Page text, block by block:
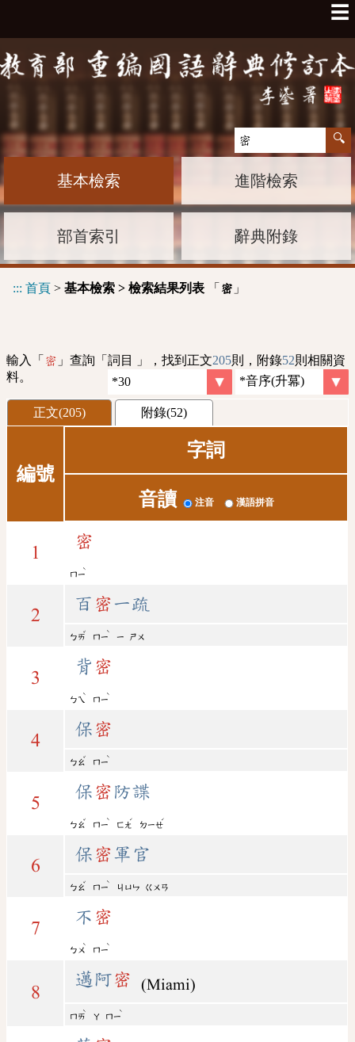
☰
基本檢索 進階檢索
部首索引 辭典附錄
::: 首頁 > 基本檢索 > 檢索結果列表 「 密 」
輸入「 密 」查詢「詞目 」，找到正文205則，附錄52則相關資
料。
正文(205) 附錄(52)
編號
字詞
音讀 注音 漢語拼音
1
密
ㄇㄧ
ˋ
2
百 密 一疏
ㄅㄞ
ˇ
ㄇㄧ
ˋ
ㄧ ㄕㄨ
3
背 密
ㄅㄟ
ˋ
ㄇㄧ
ˋ
4
保 密
ㄅㄠ
ˇ
ㄇㄧ
ˋ
5
保 密 防諜
ㄅㄠ
ˇ
ㄇㄧ
ˋ
ㄈㄤ
ˊ
ㄉㄧㄝ
ˊ
6
保 密軍官
ㄅㄠ
ˇ
ㄇㄧ
ˋ
ㄐㄩㄣ ㄍㄨㄢ
7
不 密
ㄅㄨ
ˋ
ㄇㄧ
ˋ
8
邁阿密 (Miami)
ㄇㄞ
ˋ
ㄚ ㄇㄧ
ˋ